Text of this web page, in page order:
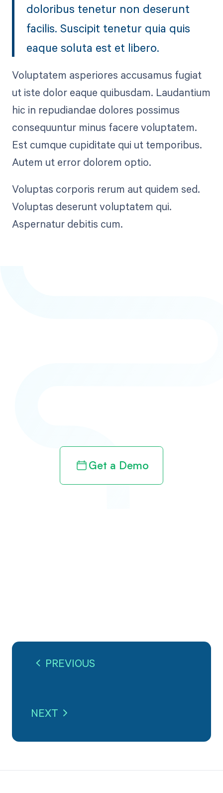
doloribus tenetur non deserunt
facilis. Suscipit tenetur quia quis
eaque soluta est et libero.
Voluptatem asperiores accusamus fugiat
ut iste dolor eaque quibusdam. Laudantium
hic in repudiandae dolores possimus
consequuntur minus facere voluptatem.
Est cumque cupiditate qui ut temporibus.
Autem ut error dolorem optio.
Voluptas corporis rerum aut quidem sed.
Voluptas deserunt voluptatem qui.
Aspernatur debitis cum.
Get a Demo
PREVIOUS
NEXT